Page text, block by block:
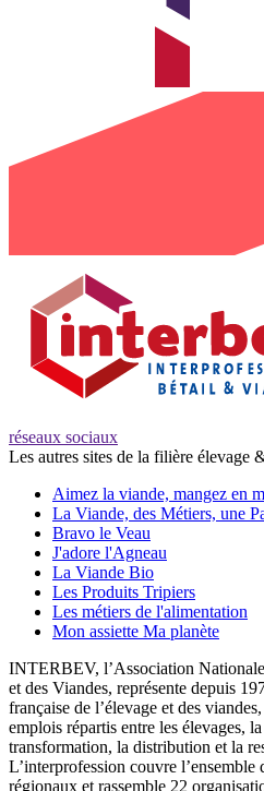
réseaux sociaux
Les autres sites de la filière élevage
Aimez la viande, mangez en
La Viande, des Métiers, une
Bravo le Veau
J'adore l'Agneau
La Viande Bio
Les Produits Tripiers
Les métiers de l'alimentation
Mon assiette Ma planète
INTERBEV, l’Association
et des Viandes, représente depuis
française de l’élevage et des
emplois répartis entre les élevages,
transformation, la distribution et la
L’interprofession couvre
régionaux et rassemble 22